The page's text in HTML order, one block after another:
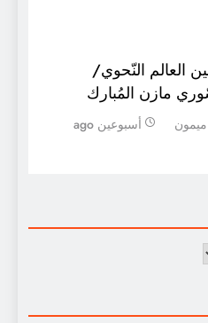
العالم النّحوي/
مازن المُبارك
أسبوعين ago